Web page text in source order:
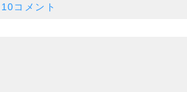
10コメント